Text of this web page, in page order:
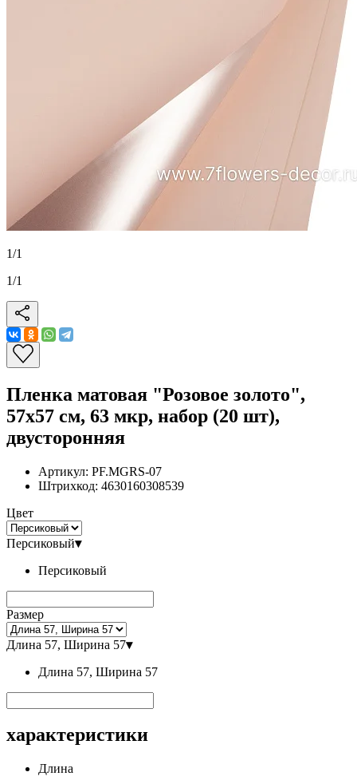
1/1
1/1
Пленка матовая "Розовое золото",
57x57 см, 63 мкр, набор (20 шт),
двусторонняя
Артикул: PF.MGRS-07
Штрихкод: 4630160308539
Цвет
Персиковый▾
Персиковый
Размер
Длина 57, Ширина 57▾
Длина 57, Ширина 57
характеристики
Длина